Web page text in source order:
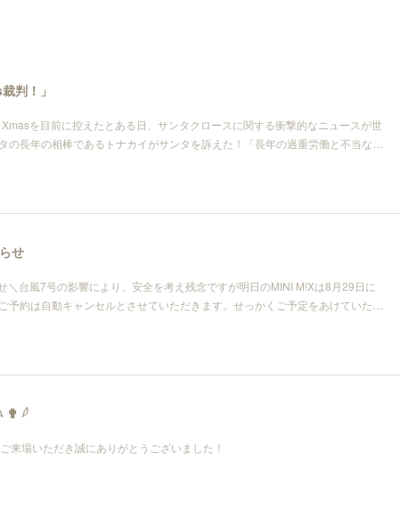
判！」
を目前に控えたとある日、サンタクロースに関する衝撃的なニュースが世
の長年の相棒であるトナカイがサンタを訴えた！「長年の過重労働と不当な…
せ
＼台風7号の影響により、安全を考え残念ですが明日のMINI M!Xは8月29日に
予約は自動キャンセルとさせていただきます。せっかくご予定をあけていた…
✟ 𓆪
来場いただき誠にありがとうございました！